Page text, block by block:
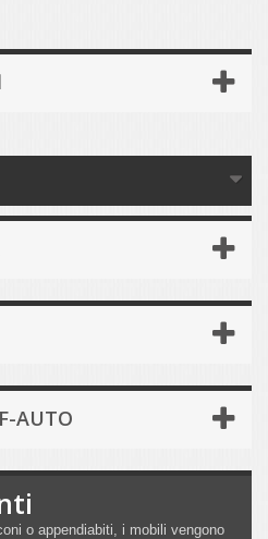
AUTO
o appendiabiti, i mobili vengono